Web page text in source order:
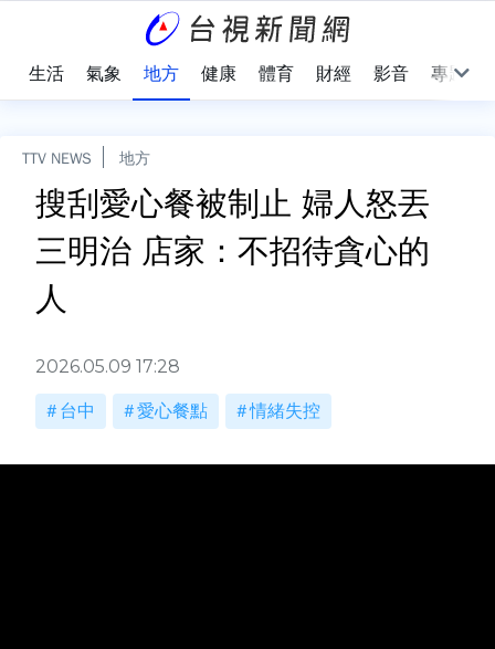
生活 氣象 地方 健康 體育 財經 影音 專題
TTV NEWS 地方
搜刮愛心餐被制止 婦人怒丟
三明治 店家：不招待貪心的
人
2026.05.09 17:28
台中 愛心餐點 情緒失控